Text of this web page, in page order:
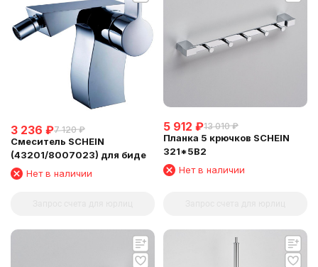
3 236 ₽7 120 ₽
Смеситель SCHEIN
(43201/8007023) для биде
Нет в наличии
5 912 ₽13 010 ₽
Планка 5 крючков SCHEIN
321*5B2
Нет в наличии